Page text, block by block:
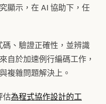
顯示，在 AI 協助下，任
、驗證正確性，並辨識
自於加速例行編碼工作，
複雜問題解決上。
估為程式協作設計的工